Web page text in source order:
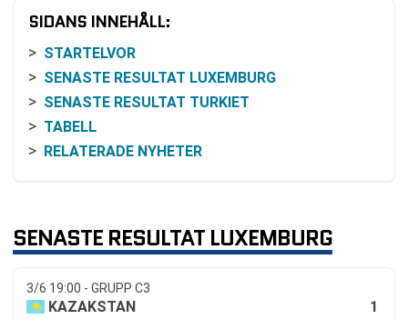
SIDANS INNEHÅLL:
STARTELVOR
SENASTE RESULTAT LUXEMBURG
SENASTE RESULTAT TURKIET
TABELL
RELATERADE NYHETER
SENASTE RESULTAT LUXEMBURG
3/6 19:00 - GRUPP C3
KAZAKSTAN
1